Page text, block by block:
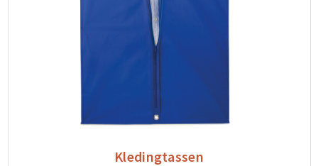
Kledingtassen